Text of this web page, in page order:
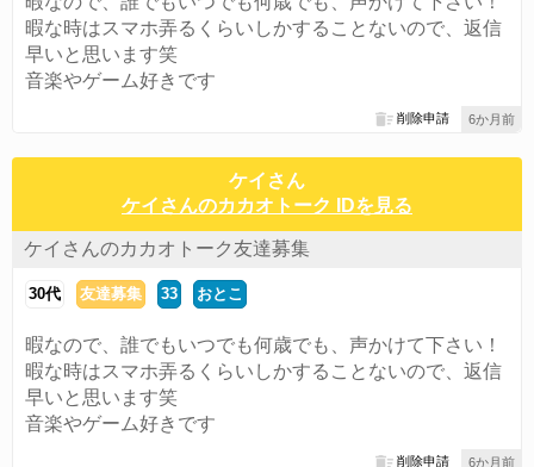
暇な時はスマホ弄るくらいしかすることないので、返信
早いと思います笑
音楽やゲーム好きです
6か月前
削除申請
ケイさん
ケイさんのカカオトーク IDを見る
ケイさんのカカオトーク友達募集
30代 友達募集 33 おとこ
暇なので、誰でもいつでも何歳でも、声かけて下さい！
暇な時はスマホ弄るくらいしかすることないので、返信
早いと思います笑
音楽やゲーム好きです
6か月前
削除申請